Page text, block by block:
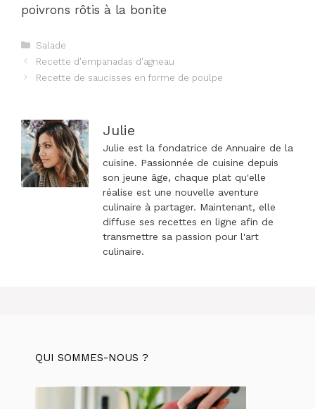
poivrons rôtis à la bonite
Catégories
Salade
Navigation
des
Recette d'empanadas d'agneau
Recette de saucisses en forme de poulpe
Julie
Julie est la fondatrice de Annuaire de la
cuisine. Passionnée de cuisine depuis
son jeune âge, chaque plat qu'elle
réalise est une nouvelle aventure
culinaire à partager. Maintenant, elle
diffuse ses recettes en ligne afin de
transmettre sa passion pour l'art
culinaire.
QUI SOMMES-NOUS ?